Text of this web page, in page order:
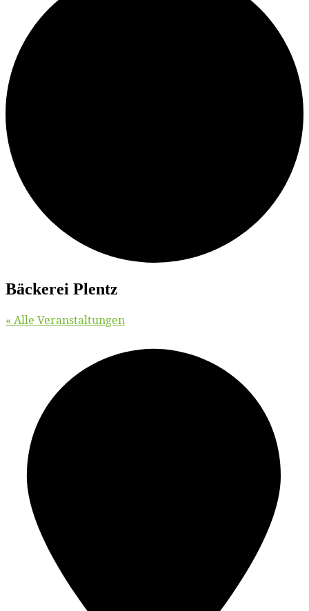
Bä­cke­rei Plentz
« Alle Veranstaltungen